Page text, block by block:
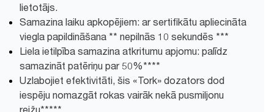
lietotājs.
Samazina laiku apkopējiem: ar sertifikātu apliecināta
viegla papildināšana ** nepilnās 10 sekundēs ***
Liela ietilpība samazina atkritumu apjomu: palīdz
samazināt patēriņu par 50%****
Uzlabojiet efektivitāti, šis «Tork» dozators dod
iespēju nomazgāt rokas vairāk nekā pusmiljonu
reižu*****